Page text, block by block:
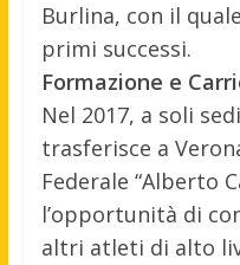
Burlina, con il
primi successi.
Formazione e
Nel 2017, a soli
trasferisce a
Federale “Alberto
l’opportunità di
altri atleti di alto